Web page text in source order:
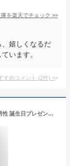
を楽天でチェック >>
嬉しくなるだ
います。
すめコメント (2件) >
ボールペン 名入れ 木 プレゼント pilot 実用的 男性 誕生日プレゼント 【 パイロット レグノ 2＋1 多機能ペン 】 木軸 高級 シャーペン ペン 多機能 木製 名前入り 記念品 ギフト 女性 誕生日 彼氏 夫 旦那 かっこいい 名入り 送別品 退職祝い 就職祝い 孫 60代 おしゃれ